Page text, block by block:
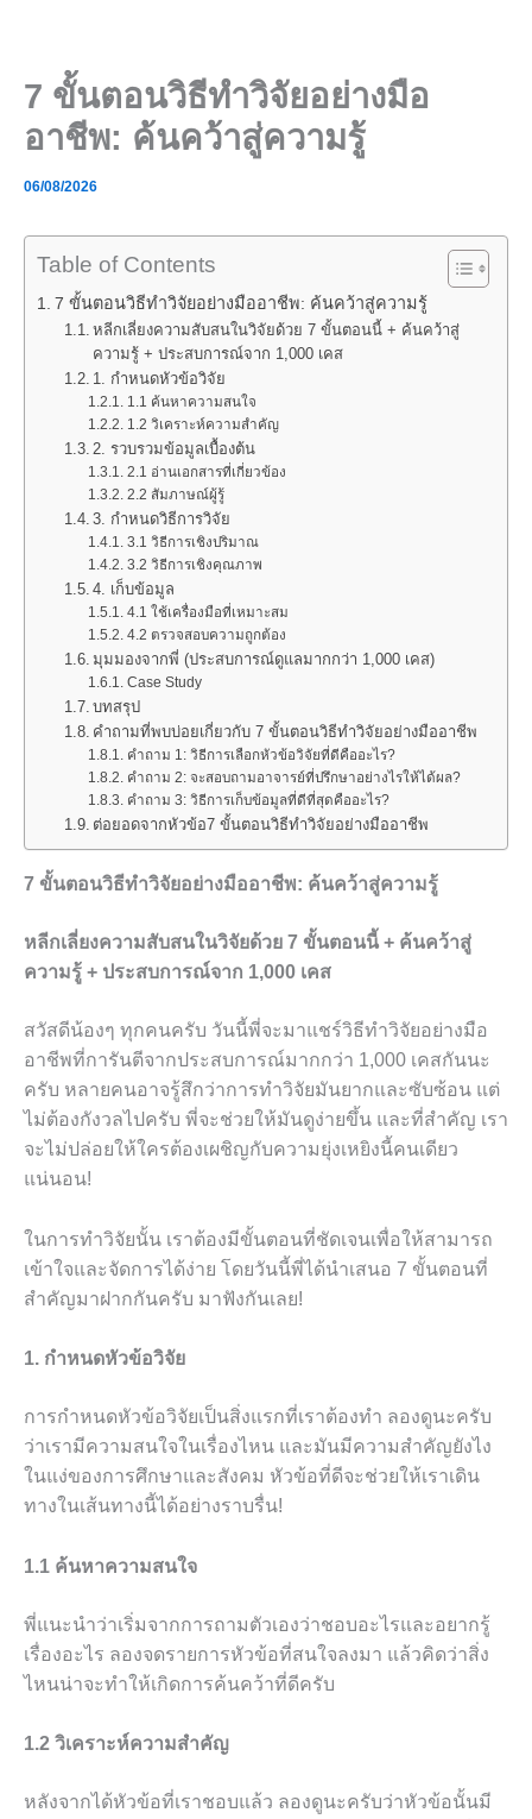
7 ขั้นตอนวิธีทำวิจัยอย่างมือ
อาชีพ: ค้นคว้าสู่ความรู้
06/08/2026
Table of Contents
7 ขั้นตอนวิธีทำวิจัยอย่างมืออาชีพ: ค้นคว้าสู่ความรู้
หลีกเลี่ยงความสับสนในวิจัยด้วย 7 ขั้นตอนนี้ + ค้นคว้าสู่
ความรู้ + ประสบการณ์จาก 1,000 เคส
1. กำหนดหัวข้อวิจัย
1.1 ค้นหาความสนใจ
1.2 วิเคราะห์ความสำคัญ
2. รวบรวมข้อมูลเบื้องต้น
2.1 อ่านเอกสารที่เกี่ยวข้อง
2.2 สัมภาษณ์ผู้รู้
3. กำหนดวิธีการวิจัย
3.1 วิธีการเชิงปริมาณ
3.2 วิธีการเชิงคุณภาพ
4. เก็บข้อมูล
4.1 ใช้เครื่องมือที่เหมาะสม
4.2 ตรวจสอบความถูกต้อง
มุมมองจากพี่ (ประสบการณ์ดูแลมากกว่า 1,000 เคส)
Case Study
บทสรุป
คำถามที่พบบ่อยเกี่ยวกับ 7 ขั้นตอนวิธีทำวิจัยอย่างมืออาชีพ
คำถาม 1: วิธีการเลือกหัวข้อวิจัยที่ดีคืออะไร?
คำถาม 2: จะสอบถามอาจารย์ที่ปรึกษาอย่างไรให้ได้ผล?
คำถาม 3: วิธีการเก็บข้อมูลที่ดีที่สุดคืออะไร?
ต่อยอดจากหัวข้อ7 ขั้นตอนวิธีทำวิจัยอย่างมืออาชีพ
7 ขั้นตอนวิธีทำวิจัยอย่างมืออาชีพ: ค้นคว้าสู่ความรู้
หลีกเลี่ยงความสับสนในวิจัยด้วย 7 ขั้นตอนนี้ + ค้นคว้าสู่
ความรู้ + ประสบการณ์จาก 1,000 เคส
สวัสดีน้องๆ ทุกคนครับ วันนี้พี่จะมาแชร์วิธีทำวิจัยอย่างมือ
อาชีพที่การันตีจากประสบการณ์มากกว่า 1,000 เคสกันนะ
ครับ หลายคนอาจรู้สึกว่าการทำวิจัยมันยากและซับซ้อน แต่
ไม่ต้องกังวลไปครับ พี่จะช่วยให้มันดูง่ายขึ้น และที่สำคัญ เรา
จะไม่ปล่อยให้ใครต้องเผชิญกับความยุ่งเหยิงนี้คนเดียว
แน่นอน!
ในการทำวิจัยนั้น เราต้องมีขั้นตอนที่ชัดเจนเพื่อให้สามารถ
เข้าใจและจัดการได้ง่าย โดยวันนี้พี่ได้นำเสนอ 7 ขั้นตอนที่
สำคัญมาฝากกันครับ มาฟังกันเลย!
1. กำหนดหัวข้อวิจัย
การกำหนดหัวข้อวิจัยเป็นสิ่งแรกที่เราต้องทำ ลองดูนะครับ
ว่าเรามีความสนใจในเรื่องไหน และมันมีความสำคัญยังไง
ในแง่ของการศึกษาและสังคม หัวข้อที่ดีจะช่วยให้เราเดิน
ทางในเส้นทางนี้ได้อย่างราบรื่น!
1.1 ค้นหาความสนใจ
พี่แนะนำว่าเริ่มจากการถามตัวเองว่าชอบอะไรและอยากรู้
เรื่องอะไร ลองจดรายการหัวข้อที่สนใจลงมา แล้วคิดว่าสิ่ง
ไหนน่าจะทำให้เกิดการค้นคว้าที่ดีครับ
1.2 วิเคราะห์ความสำคัญ
หลังจากได้หัวข้อที่เราชอบแล้ว ลองดูนะครับว่าหัวข้อนั้นมี